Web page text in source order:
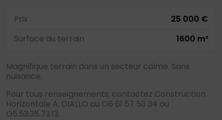
Prix
25 000 €
Surface du terrain
1600 m²
Magnifique terrain dans un secteur calme. Sans
nuisance.
Pour tous renseignements, contactez Construction
Horizontale A. DIALLO au O6 61 57 53 34 ou
O5.53.35.73.13.